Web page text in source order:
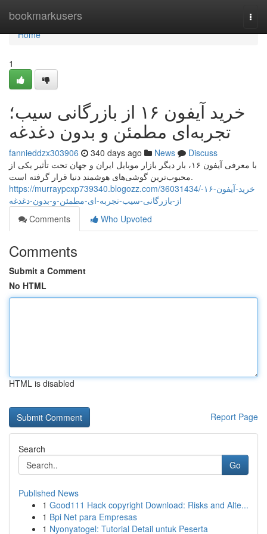
bookmarkusers
Home
Home
1
خرید آیفون ۱۶ از بازرگانی سیب؛
تجربه‌ای مطمئن و بدون دغدغه
fannieddzx303906 340 days ago News
Discuss
با معرفی آیفون ۱۶، بار دیگر بازار موبایل ایران و جهان تحت تأثیر یکی از
محبوب‌ترین گوشی‌های هوشمند دنیا قرار گرفته است.
https://murraypcxp739340.blogozz.com/36031434/خرید-آیفون-۱۶-
از-بازرگانی-سیب-تجربه-ای-مطمئن-و-بدون-دغدغه
Comments
Who Upvoted
Comments
Submit a Comment
No HTML
HTML is disabled
Report Page
Search
Go
Published News
1 Good111 Hack copyright Download: Risks and Alte...
1 Bpi Net para Empresas
1 Nyonyatogel: Tutorial Detail untuk Peserta